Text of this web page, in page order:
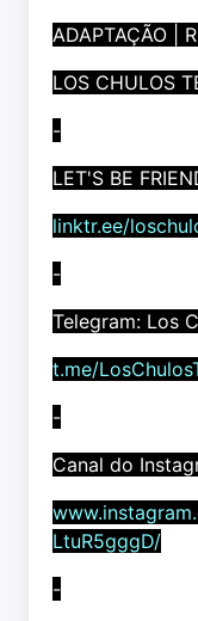
ADAPTAÇÃO |
LOS CHULOS
-
LET'S BE
linktr.ee/
-
Telegram: Los
t.me/
-
Canal do
LtuR5gggD/
-